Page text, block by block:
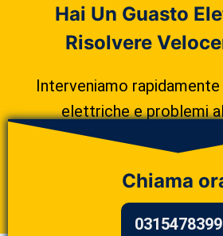
Hai Un Guasto
Risolvere
Interveniamo
elettriche e problemi
Chiama
0315478399